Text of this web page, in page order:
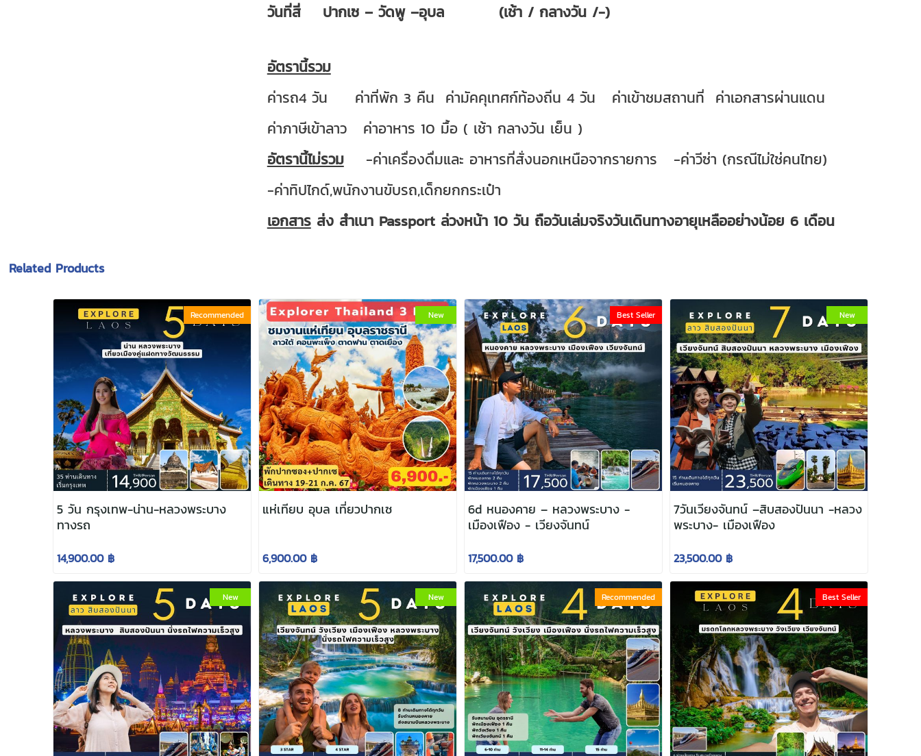
วันที่สี่ ปากเซ – วัดพู –อุบล (เช้า / กลางวัน /-)
อัตรานี้รวม
ค่ารถ4 วัน ค่าที่พัก 3 คืน ค่ามัคคุเทศก์ท้องถิ่น 4 วัน ค่าเข้าชมสถานที่ ค่าเอกสารผ่านแดน
ค่าภาษีเข้าลาว ค่าอาหาร 10 มื้อ ( เช้า กลางวัน เย็น )
อัตรานี้ไม่รวม
-ค่าเครื่องดื่มและ อาหารที่สั่งนอกเหนือจากรายการ -ค่าวีซ่า (กรณีไม่ใช่คนไทย)
-ค่าทิปไกด์,พนักงานขับรถ,เด็กยกกระเป๋า
เอกสารส่ง สำเนา Passport ล่วงหน้า 10 วัน ถือวันเล่มจริงวันเดินทางอายุเหลืออย่างน้อย 6 เดือน
Related Products
Recommended
5 วัน กรุงเทพ-น่าน-หลวงพระบาง
ทางรถ
14,900.00 ฿
New
แห่เทียบ อุบล เที่ยวปากเซ
6,900.00 ฿
Best Seller
6d หนองคาย – หลวงพระบาง -
เมืองเฟือง - เวียงจันทน์
17,500.00 ฿
New
7วันเวียงจันทน์ –สิบสองปันนา -หลวง
พระบาง- เมืองเฟือง
23,500.00 ฿
New New Recommended Best Seller